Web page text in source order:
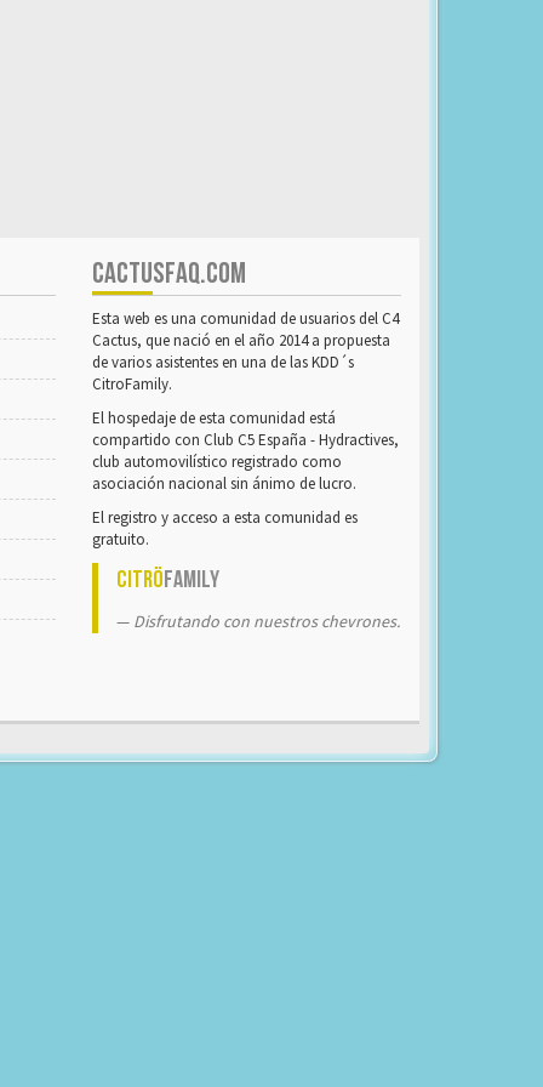
CACTUSFAQ.COM
Esta web es una comunidad de usuarios del C4
Cactus, que nació en el año 2014 a propuesta
de varios asistentes en una de las KDD´s
CitroFamily.
El hospedaje de esta comunidad está
compartido con Club C5 España - Hydractives,
club automovilístico registrado como
asociación nacional sin ánimo de lucro.
El registro y acceso a esta comunidad es
gratuito.
CitröFamily
Disfrutando con nuestros chevrones.